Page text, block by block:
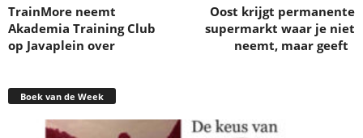
TrainMore neemt
Akademia Training Club
op Javaplein over
Oost krijgt permanente
supermarkt waar je niet
neemt, maar geeft
Boek van de Week